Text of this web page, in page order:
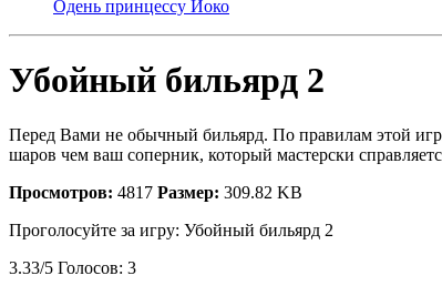
Одень принцессу Йоко
Убойный бильярд 2
Перед Вами не обычный бильярд. По правилам этой
шаров чем ваш соперник, который мастерски
Просмотров: 4817 Размер: 309.82 KB
Проголосуйте за игру: Убойный бильярд 2
3.33/5 Голосов: 3